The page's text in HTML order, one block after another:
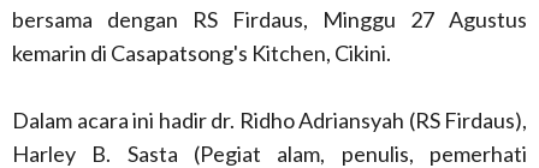
bersama dengan RS Firdaus, Minggu 27 Agustus
kemarin di Casapatsong's Kitchen, Cikini.
Dalam acara ini hadir dr. Ridho Adriansyah (RS Firdaus),
Harley B. Sasta (Pegiat alam, penulis, pemerhati